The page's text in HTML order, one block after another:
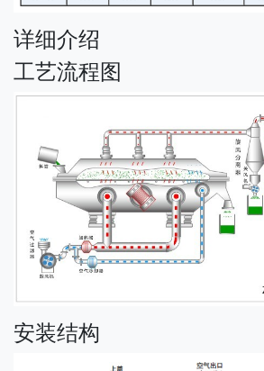
详细介绍
工艺流程图
安装结构